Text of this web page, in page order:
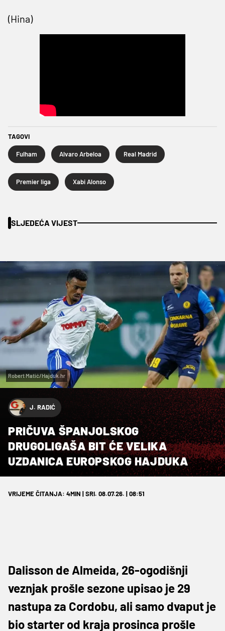
(Hina)
TAGOVI
Fulham Alvaro Arbeloa Real Madrid
Premier liga Xabi Alonso
SLJEDEĆA VIJEST
Robert Matić/Hajduk.hr
J. RADIĆ
PRIČUVA ŠPANJOLSKOG
DRUGOLIGAŠA BIT ĆE VELIKA
UZDANICA EUROPSKOG HAJDUKA
VRIJEME ČITANJA: 4MIN | SRI. 08.07.26. | 08:51
Dalisson de Almeida, 26-ogodišnji
veznjak prošle sezone upisao je 29
nastupa za Cordobu, ali samo dvaput je
bio starter od kraja prosinca prošle